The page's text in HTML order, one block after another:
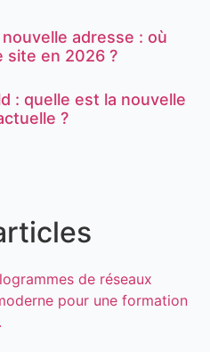
adresse : où
site en 2026 ?
: quelle est la nouvelle
?